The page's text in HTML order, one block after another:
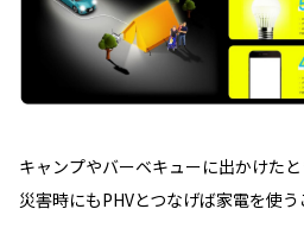
キャンプやバーベキューに出かけたと
災害時にもPHVとつなげば家電を使う